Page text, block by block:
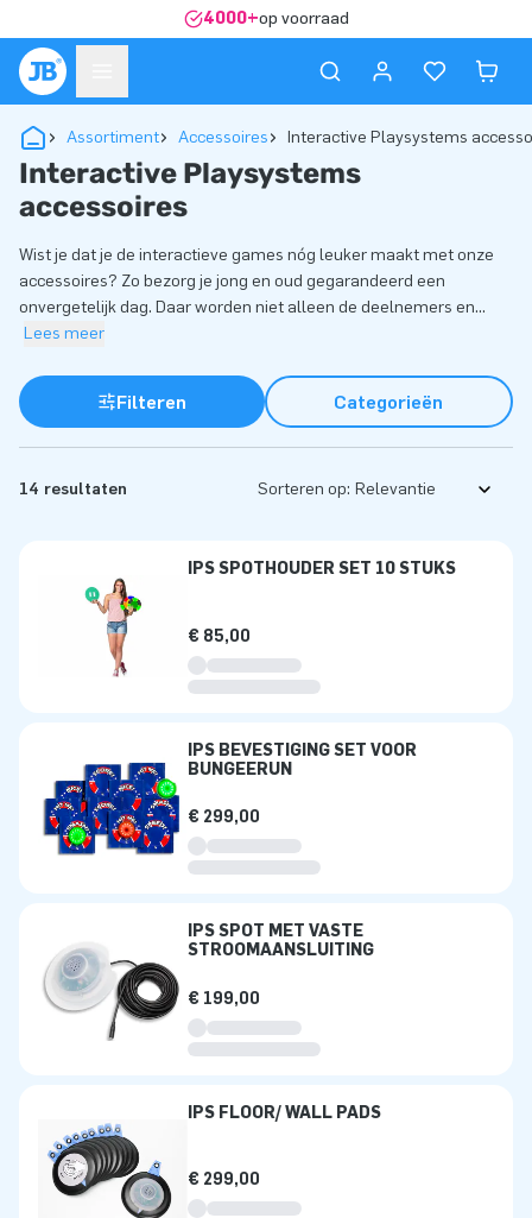
4000+op voorraad
Assortiment Accessoires Interactive Playsystems
Interactive Playsystems
accessoires
Wist je dat je de interactieve games nóg leuker maakt met onze
accessoires? Zo bezorg je jong en oud gegarandeerd een
onvergetelijk dag. Daar worden niet alleen de deelnemers en...
Lees meer
Filteren Categorieën
14 resultaten Sorteren op:
IPS SPOTHOUDER SET 10 STUKS
€ 85,00
IPS BEVESTIGING SET VOOR
BUNGEERUN
€ 299,00
IPS SPOT MET VASTE
STROOMAANSLUITING
€ 199,00
IPS FLOOR/ WALL PADS
€ 299,00